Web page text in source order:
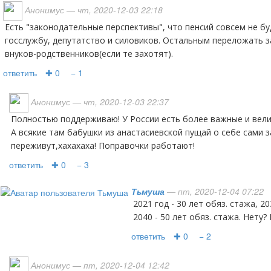
Анонимус — чт, 2020-12-03 22:18
Есть "законодательные перспективы", что пенсий совсем не будет. Оставят только
госслужбу, депутатство и силовиков. Остальным переложать
внуков-родственников(если те захотят).
ответить ✚ 0 − 1
Анонимус — чт, 2020-12-03 22:37
Полностью поддерживаю! У России есть более важные и великие дела на мировой арене!
А всякие там бабушки из анастасиевской пущай о себе сами
переживут,хахахаха! Поправочки работают!
ответить ✚ 0 − 3
Тьмуша — пт, 2020-12-04 07:22
2021 год - 30 лет обяз. стажа, 2030 год - 40 лет обяз. стажа,
2040 - 50 лет обяз. стажа.
ответить ✚ 0 − 2
Анонимус — пт, 2020-12-04 12:42